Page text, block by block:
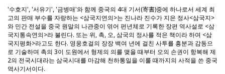
'수호지', '서유기', '금병매'와 함께 중국의 4대 기서(寄書)중에 하나로서 세계 최
고의 판매 부수를 자랑하는 <삼국지연의>는 진나라 진수가 지은 정사<삼국지>
와 민간 전설을 중국 원말의 나관중이 엮어 편년체로 기록한 장편 역사설로 <삼
국지통속연의>라 불린다. 또는 위, 촉, 오, 삼국의 정사를 적은 책이라 하여 <삼
국지평화>라고도 한다. 영웅호걸의 장장 백여 년에 걸친 사투를 흥분과 감동으
로 기술하며 촉의 3이 도원에서 형제의 의를 맺을 때부터 오의 손권이 항복해 제
2의 전국시대라는 삼국시대를 마감해 천하통일을 이룰 때까지의 사적을 쓴 중국
역사기서이다.